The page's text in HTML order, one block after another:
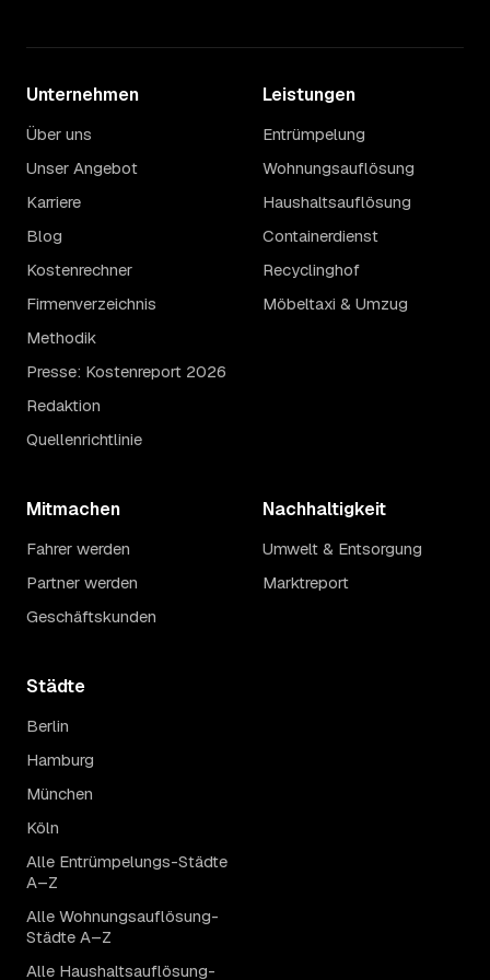
Unternehmen
Über uns
Unser Angebot
Karriere
Blog
Kostenrechner
Firmenverzeichnis
Methodik
Presse: Kostenreport 2026
Redaktion
Quellenrichtlinie
Leistungen
Entrümpelung
Wohnungsauflösung
Haushaltsauflösung
Containerdienst
Recyclinghof
Möbeltaxi & Umzug
Mitmachen
Fahrer werden
Partner werden
Geschäftskunden
Nachhaltigkeit
Umwelt & Entsorgung
Marktreport
Städte
Berlin
Hamburg
München
Köln
Alle Entrümpelungs-Städte
A–Z
Alle Wohnungsauflösung-
Städte A–Z
Alle Haushaltsauflösung-